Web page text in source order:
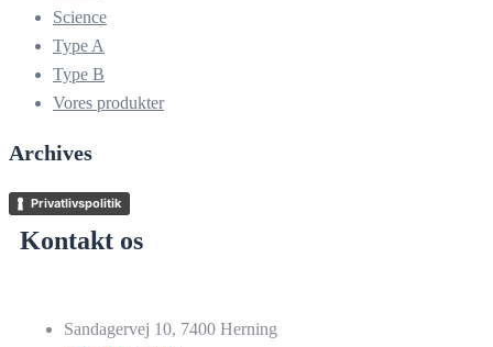
Science
Type A
Type B
Vores produkter
Archives
Privatlivspolitik
Kontakt os
Sandagervej 10, 7400 Herning